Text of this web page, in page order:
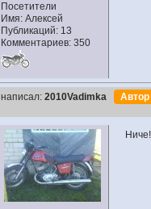
Посетители
Имя: Алексей
Публикаций: 13
Комментариев: 350
написал: 2010Vadimka